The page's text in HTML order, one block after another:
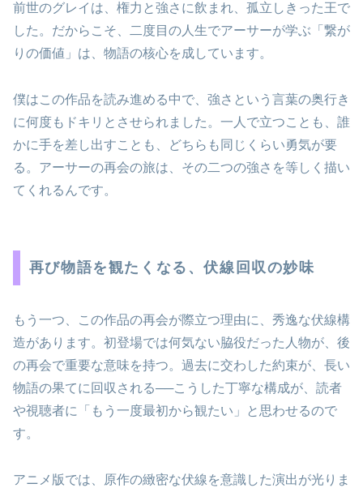
前世のグレイは、権力と強さに飲まれ、孤立しきった王で
した。だからこそ、二度目の人生でアーサーが学ぶ「繋が
りの価値」は、物語の核心を成しています。
僕はこの作品を読み進める中で、強さという言葉の奥行き
に何度もドキリとさせられました。一人で立つことも、誰
かに手を差し出すことも、どちらも同じくらい勇気が要
る。アーサーの再会の旅は、その二つの強さを等しく描い
てくれるんです。
再び物語を観たくなる、伏線回収の妙味
もう一つ、この作品の再会が際立つ理由に、秀逸な伏線構
造があります。初登場では何気ない脇役だった人物が、後
の再会で重要な意味を持つ。過去に交わした約束が、長い
物語の果てに回収される──こうした丁寧な構成が、読者
や視聴者に「もう一度最初から観たい」と思わせるので
す。
アニメ版では、原作の緻密な伏線を意識した演出が光りま